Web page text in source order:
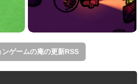
ンゲームの庵の更新RSS